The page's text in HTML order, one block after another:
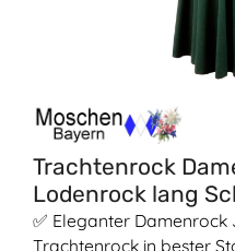
Trachtenrock
Lodenrock lang
✅ Eleganter Damenrock
Trachtenrock in bester